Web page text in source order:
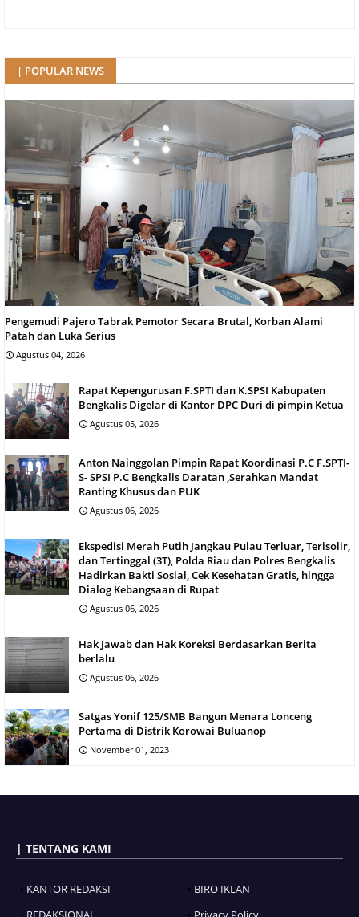
| POPULAR NEWS
Pengemudi Pajero Tabrak Pemotor Secara Brutal, Korban Alami
Patah dan Luka Serius
Agustus 04, 2026
Rapat Kepengurusan F.SPTI dan K.SPSI Kabupaten
Bengkalis Digelar di Kantor DPC Duri di pimpin Ketua
Agustus 05, 2026
Anton Nainggolan Pimpin Rapat Koordinasi P.C F.SPTI-
S- SPSI P.C Bengkalis Daratan ,Serahkan Mandat
Ranting Khusus dan PUK
Agustus 06, 2026
Ekspedisi Merah Putih Jangkau Pulau Terluar, Terisolir,
dan Tertinggal (3T), Polda Riau dan Polres Bengkalis
Hadirkan Bakti Sosial, Cek Kesehatan Gratis, hingga
Dialog Kebangsaan di Rupat
Agustus 06, 2026
Hak Jawab dan Hak Koreksi Berdasarkan Berita
berlalu
Agustus 06, 2026
Satgas Yonif 125/SMB Bangun Menara Lonceng
Pertama di Distrik Korowai Buluanop
November 01, 2023
| TENTANG KAMI
KANTOR REDAKSI
BIRO IKLAN